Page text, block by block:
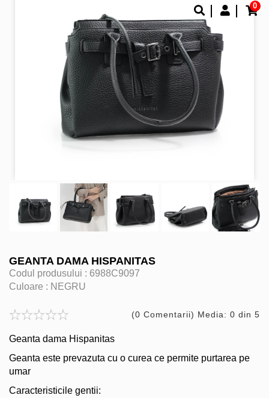
0
GEANTA DAMA HISPANITAS
Codul produsului : 6988C9097
Culoare : NEGRU
(0 Comentarii) Media: 0 din 5
Geanta dama Hispanitas
Geanta este prevazuta cu o curea ce permite purtarea pe
umar
Caracteristicile gentii: